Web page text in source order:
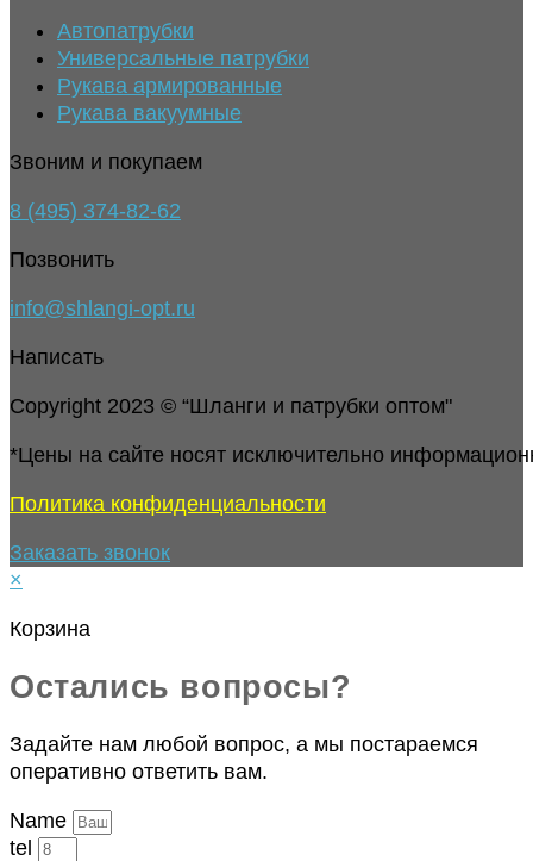
Автопатрубки
Универсальные патрубки
Рукава армированные
Рукава вакуумные
Звоним и покупаем
8 (495) 374-82-62
Позвонить
info@shlangi-opt.ru
Написать
Copyright 2023 © “Шланги и патрубки оптом"
*Цены на сайте носят исключительно
Политика конфиденциальности
Заказать звонок
×
Корзина
Остались вопросы?
Задайте нам любой вопрос, а мы постараемся
оперативно ответить вам.
Name
tel